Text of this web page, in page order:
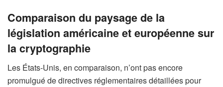
Comparaison du paysage de la
législation américaine et européenne sur
la cryptographie
Les États-Unis, en comparaison, n’ont pas encore
promulgué de directives réglementaires détaillées pour